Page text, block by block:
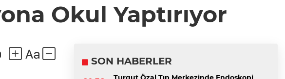
Okul Yaptırıyor
SON HABERLER